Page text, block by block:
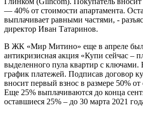
— 40% от стоимости апартамента.
выплачивает равными частями, -
директор Иван Татаринов.
В ЖК «Мир Митино» еще в апреле
антикризисная акция «Купи сейчас –
выделенного пула квартир с ключами.
график платежей. Подписав договор
вносит первый взнос в размере 50%
Еще 25% выплачиваются до конца
оставшиеся 25% – до 30 марта 2021